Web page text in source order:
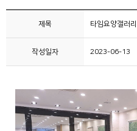
제목 타임요양갤러리
작성일자 2023-06-13